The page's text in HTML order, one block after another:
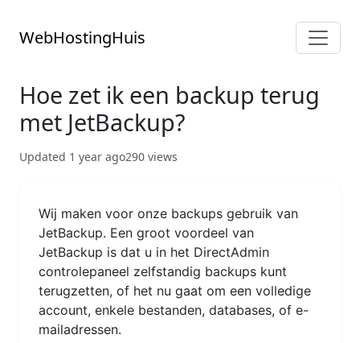
WebHostingHuis
Hoe zet ik een backup terug
met JetBackup?
Updated 1 year ago290 views
Wij maken voor onze backups gebruik van
JetBackup. Een groot voordeel van
JetBackup is dat u in het DirectAdmin
controlepaneel zelfstandig backups kunt
terugzetten, of het nu gaat om een volledige
account, enkele bestanden, databases, of e-
mailadressen.